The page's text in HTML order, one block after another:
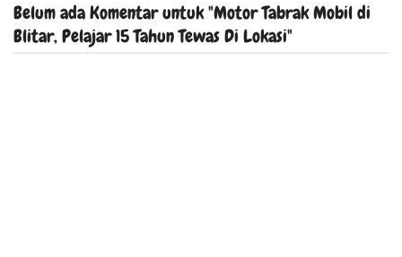
Belum ada Komentar untuk "Motor Tabrak Mobil di
Blitar, Pelajar 15 Tahun Tewas Di Lokasi"